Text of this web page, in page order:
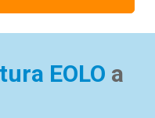
EOLO a